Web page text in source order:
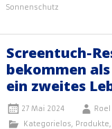
Sonnenschutz
Screentuch-
bekommen
ein zweites
27 Mai 2024
Kategorielos, Produkte,